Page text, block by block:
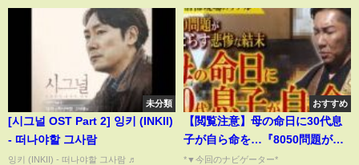
未分類
[시그널 OST Part 2] 잉키 (INKII)
- 떠나야할 그사람
잉키 (INKII) - 떠나야할 그사람 ♬
おすすめ
【閲覧注意】母の命日に30代息
子が自ら命を…『8050問題がも
たらす悲惨な結末』｜遺品整理
*▼今回のナビゲーター*